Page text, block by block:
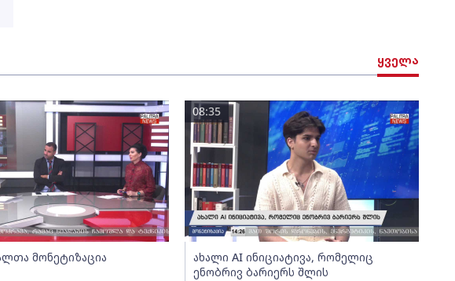
ყველა
მონეტიზაცია
ახალი AI ინიციატივა, რომელიც
ენობრივ ბარიერს შლის
08:35